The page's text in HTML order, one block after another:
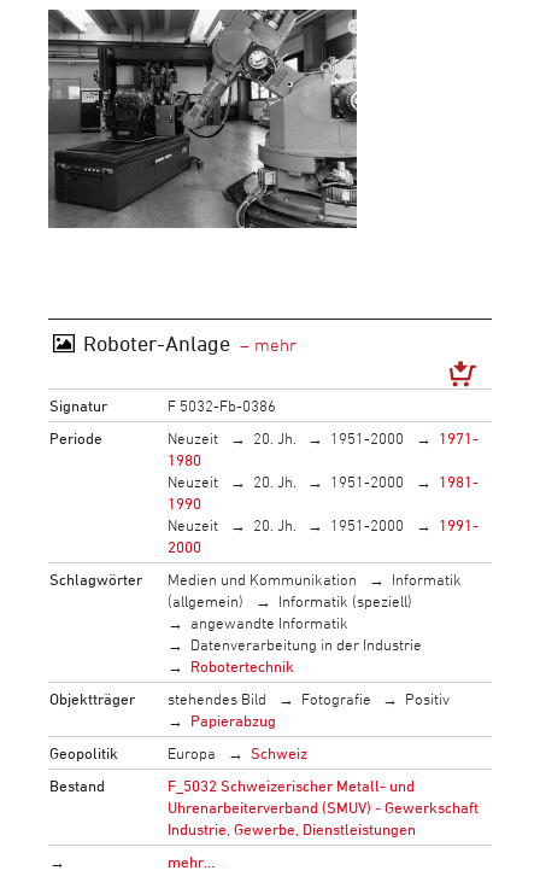
Roboter-Anlage
Signatur
F 5032-Fb-0386
Periode
Neuzeit 20. Jh. 1951-2000
1971-
1980
Neuzeit
20. Jh. 1951-2000
1981-
1990
Neuzeit
20. Jh. 1951-2000
1991-
2000
Schlagwörter
Medien und Kommunikation
Informatik
(allgemein)
Informatik (speziell)
angewandte Informatik
Datenverarbeitung in der Industrie
Robotertechnik
Objektträger
stehendes Bild Fotografie
Positiv
Papierabzug
Geopolitik
Europa
Schweiz
Bestand
F_5032 Schweizerischer Metall- und
Uhrenarbeiterverband (SMUV) - Gewerkschaft
Industrie, Gewerbe, Dienstleistungen
→
mehr…